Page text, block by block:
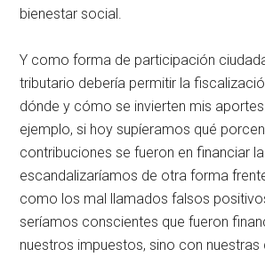
bienestar social.
Y como forma de participación
tributario debería permitir la
dónde y cómo se invierten mis
ejemplo, si hoy supíeramos qué
contribuciones se fueron en financiar
escandalizaríamos de otra forma
como los mal llamados falsos
seríamos conscientes que fueron
nuestros impuestos, sino con nuestras